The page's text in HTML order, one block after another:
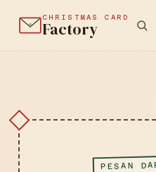
CHRISTMAS CARD
Factory
PESAN